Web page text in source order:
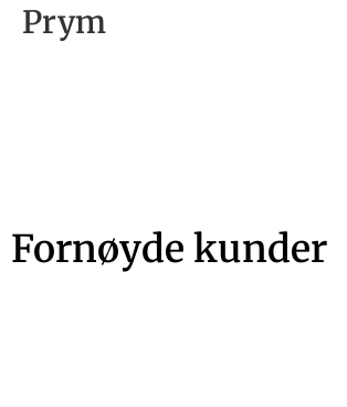
Prym
Fornøyde kunder